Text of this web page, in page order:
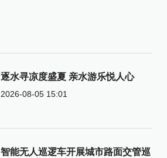
逐水寻凉度盛夏 亲水游乐悦人心
2026-08-05 15:01
智能无人巡逻车开展城市路面交管巡